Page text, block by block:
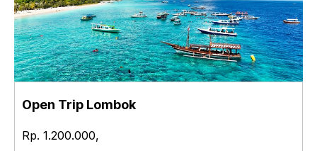
Open Trip Lombok
Rp. 1.200.000,